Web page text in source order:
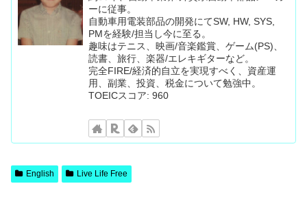
ーに従事。
自動車用電装部品の開発にてSW, HW, SYS,
PMを経験/担当し今に至る。
趣味はテニス、映画/音楽鑑賞、ゲーム(PS)、
読書、旅行、楽器/エレキギターなど。
完全FIRE/経済的自立を実現すべく、資産運
用、副業、投資、税金について勉強中。
TOEICスコア: 960
English Live Life Free